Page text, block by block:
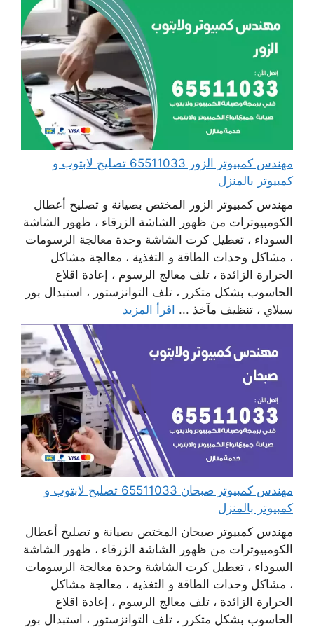
مهندس كمبيوتر الزور 65511033 تصليح لابتوب و
كمبيوتر بالمنزل
مهندس كمبيوتر الزور المختص بصيانة و تصليح أعطال
الكومبيوترات من ظهور الشاشة الزرقاء ، ظهور الشاشة
السوداء ، تعطيل كرت الشاشة وحدة معالجة الرسومات
، مشاكل وحدات الطاقة و التغذية ، معالجة مشاكل
الحرارة الزائدة ، تلف معالج الرسوم ، إعادة اقلاع
الحاسوب بشكل متكرر ، تلف التوانزستور ، استبدال بور
سبلاي ، تنظيف مآخذ ... اقرأ المزيد
مهندس كمبيوتر صبحان 65511033 تصليح لابتوب و
كمبيوتر بالمنزل
مهندس كمبيوتر صبحان المختص بصيانة و تصليح أعطال
الكومبيوترات من ظهور الشاشة الزرقاء ، ظهور الشاشة
السوداء ، تعطيل كرت الشاشة وحدة معالجة الرسومات
، مشاكل وحدات الطاقة و التغذية ، معالجة مشاكل
الحرارة الزائدة ، تلف معالج الرسوم ، إعادة اقلاع
الحاسوب بشكل متكرر ، تلف التوانزستور ، استبدال بور